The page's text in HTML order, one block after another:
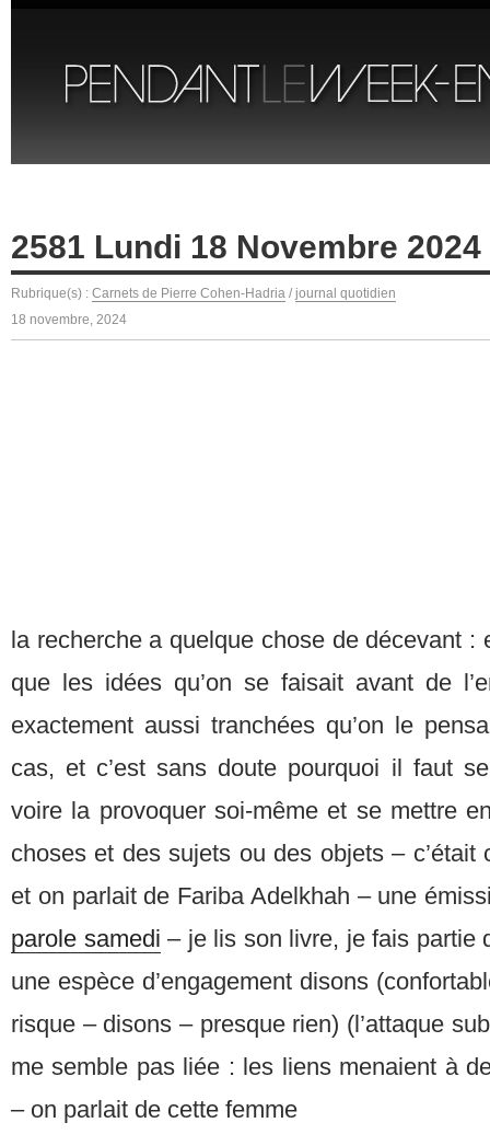
2581 Lundi 18 Novembre 2024
Rubrique(s) : Carnets de Pierre Cohen-Hadria / journal quotidien
18 novembre, 2024
la recherche a quelque chose de décevant :
que les idées qu’on se faisait avant de
exactement aussi tranchées qu’on le
cas, et c’est sans doute pourquoi il faut
voire la provoquer soi-même et se mettre
choses et des sujets ou des objets – c’était
et on parlait de Fariba Adelkhah – une
parole samedi – je lis son livre, je fais partie
une espèce d’engagement disons
risque – disons – presque rien) (l’attaque
me semble pas liée : les liens menaient à
– on parlait de cette femme